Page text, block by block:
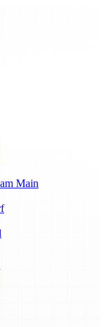
Main